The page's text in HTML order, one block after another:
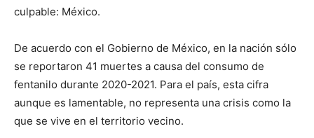
culpable: México.
De acuerdo con el Gobierno de México, en la nación sólo
se reportaron 41 muertes a causa del consumo de
fentanilo durante 2020-2021. Para el país, esta cifra
aunque es lamentable, no representa una crisis como la
que se vive en el territorio vecino.